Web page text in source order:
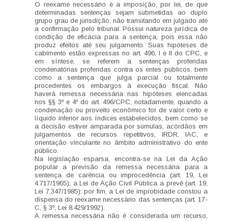
O reexame necessário é a imposição, por lei, de que
determinadas sentenças sejam submetidas ao duplo
grupo grau de jurisdição, não transitando em julgado até
a confirmação pelo tribunal. Possui natureza jurídica de
condição de eficácia para a sentença, pois essa não
produz efeitos até seu julgamento. Suas hipóteses de
cabimento estão expressas no art. 496, I e II do CPC, e
em síntese, se referem a sentenças proferidas
condenatórias proferidas contra os entes públicos, bem
como a sentença que julga parcial ou totalmente
procedentes os embargos à execução fiscal. Não
haverá remessa necessária nas hipóteses elencadas
nos §§ 3º e 4º do art. 496/CPC, notadamente, quando a
condenação ou proveito econômico for de valor certo e
líquido inferior aos índices estabelecidos, bem como se
a decisão estiver amparada por súmulas, acórdãos em
julgamentos de recursos repetitivos, IRDR, IAC, e
orientação vinculante no âmbito administrativo do ente
público.
Na legislação esparsa, encontra-se na Lei da Ação
popular a previsão da remessa necessária para a
sentença de carência ou improcedência (art. 19, Lei
4.717/1965); a Lei de Ação Civil Pública a prevê (art. 19,
Lei 7.347/1985); por fim, a Lei de improbidade constou a
dispensa do reexame necessário das sentenças (art. 17-
C, § 3º, Lei 8.429/1992).
A remessa necessária não é considerada um recurso,